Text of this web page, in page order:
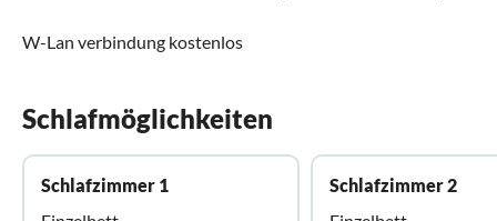
W-Lan verbindung kostenlos
Schlafmöglichkeiten
Schlafzimmer 1
Schlafzimmer 2